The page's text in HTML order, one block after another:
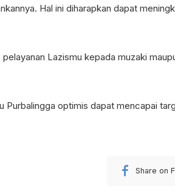
Hal ini diharapkan dapat
Lazismu kepada muzaki
Purbalingga optimis dapat mencapai
Share on